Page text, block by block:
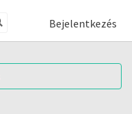
Bejelentkezés